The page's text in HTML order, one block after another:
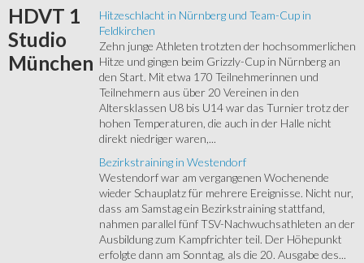
Hitzeschlacht in Nürnberg und Team-Cup in
Feldkirchen
Zehn junge Athleten trotzten der hochsommerlichen
Hitze und gingen beim Grizzly-Cup in Nürnberg an
den Start. Mit etwa 170 Teilnehmerinnen und
Teilnehmern aus über 20 Vereinen in den
Altersklassen U8 bis U14 war das Turnier trotz der
hohen Temperaturen, die auch in der Halle nicht
direkt niedriger waren,...
Bezirkstraining in Westendorf
Westendorf war am vergangenen Wochenende
wieder Schauplatz für mehrere Ereignisse. Nicht nur,
dass am Samstag ein Bezirkstraining stattfand,
nahmen parallel fünf TSV-Nachwuchsathleten an der
Ausbildung zum Kampfrichter teil. Der Höhepunkt
erfolgte dann am Sonntag, als die 20. Ausgabe des...
HDVT 1
Studio
München